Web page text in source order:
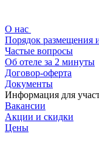
О нас
Порядок размещения
Частые вопросы
Об отеле за 2 минуты
Договор-оферта
Документы
Информация для
Вакансии
Акции и скидки
Цены